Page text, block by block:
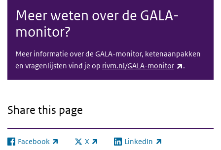
Meer weten over de GALA-
monitor?
Meer informatie over de GALA-monitor, ketenaanpakken
en vragenlijsten vind je op rivm.nl/GALA-monitor (link is
.
Share this page
Facebook
(link is external) X
(link is external)LinkedIn
(link is external)